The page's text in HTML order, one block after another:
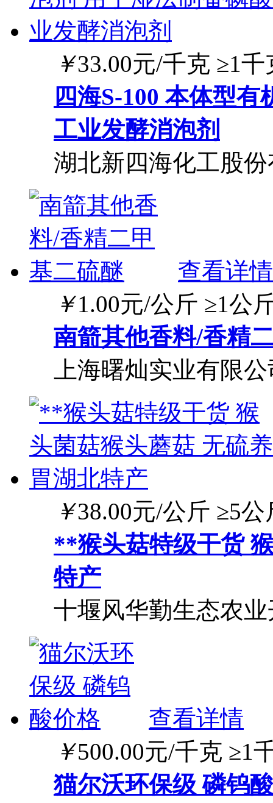
￥33.00元/千克 ≥1千
四海S-100 本体型
工业发酵消泡剂
湖北新四海化工股
查看详情
￥1.00元/公斤 ≥1公
南箭其他香料/香精
上海曙灿实业有限
￥38.00元/公斤 ≥5公
**猴头菇特级干货
特产
十堰风华勤生态农
查看详情
￥500.00元/千克 ≥1
猫尔沃环保级 磷钨